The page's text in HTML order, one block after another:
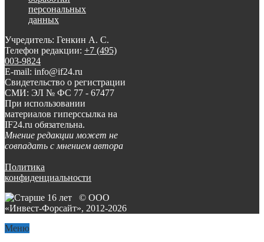
персональных
данных
Учредитель: Генкин А. С.
Телефон редакции: +7 (495)
003-9824
E-mail: info@if24.ru
Свидетельство о регистрации
СМИ: ЭЛ № ФС 77 - 67477
При использовании
материалов гиперссылка на
IF24.ru обязательна.
Мнение редакции может не
совпадать с мнением автора
Политика
конфиденциальности
© ООО
«Инвест-Форсайт», 2012-2026
Меню